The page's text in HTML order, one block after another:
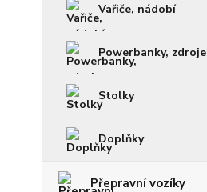
Vařiče, nádobí
Powerbanky, zdroje
Stolky
Doplňky
Přepravní vozíky